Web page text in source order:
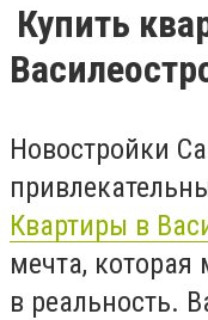
Купить
Новостройки
Квартиры в
мечта, которая
в реальность.